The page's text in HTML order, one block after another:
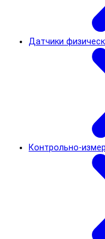
Датчики
Контрольно-